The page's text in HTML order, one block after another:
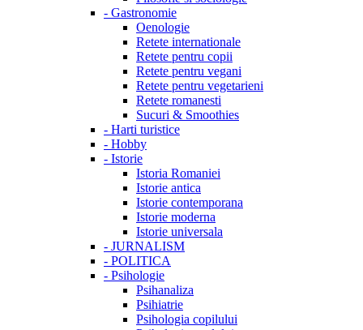
- Gastronomie
Oenologie
Retete internationale
Retete pentru copii
Retete pentru vegani
Retete pentru vegetarieni
Retete romanesti
Sucuri & Smoothies
- Harti turistice
- Hobby
- Istorie
Istoria Romaniei
Istorie antica
Istorie contemporana
Istorie moderna
Istorie universala
- JURNALISM
- POLITICA
- Psihologie
Psihanaliza
Psihiatrie
Psihologia copilului